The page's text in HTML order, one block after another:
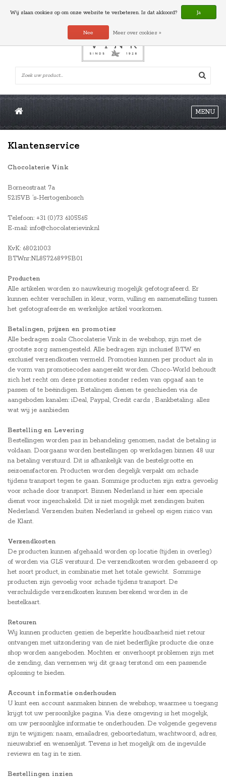
0 Artikelen
MENU
Klantenservice
Chocolaterie Vink
Borneostraat 7a
5215VB ‘s-Hertogenbosch
Telefoon: +31 (0)73 6105565
E-mail: info@chocolaterievink.nl
KvK: 68021003
BTWnr:NL857268995B01
Producten
Alle artikelen worden zo nauwkeurig mogelijk gefotografeerd. Er
kunnen echter verschillen in kleur, vorm, vulling en samenstelling tussen
het gefotografeerde en werkelijke artikel voorkomen.
Betalingen, prijzen en promoties
Alle bedragen zoals Chocolaterie Vink in de webshop, zijn met de
grootste zorg samengesteld. Alle bedragen zijn inclusief BTW en
exclusief verzendkosten vermeld. Promoties kunnen per product als in
de vorm van promotiecodes aangereikt worden. Choco-World behoudt
zich het recht om deze promoties zonder reden van opgaaf aan te
passen of te beëindigen. Betalingen dienen te geschieden via de
aangeboden kanalen: iDeal, Paypal, Credit cards , Bankbetaling. alles
wat wij je aanbieden
Bestelling en Levering
Bestellingen worden pas in behandeling genomen, nadat de betaling is
voldaan. Doorgaans worden bestellingen op werkdagen binnen 48 uur
na betaling verstuurd. Dit is afhankelijk van de bestelgrootte en
seizoensfactoren. Producten worden degelijk verpakt om schade
tijdens transport tegen te gaan. Sommige producten zijn extra gevoelig
voor schade door transport. Binnen Nederland is hier een speciale
dienst voor ingeschakeld. Dit is niet mogelijk met zendingen buiten
Nederland. Verzenden buiten Nederland is geheel op eigen risico van
de Klant.
Verzendkosten
De producten kunnen afgehaald worden op locatie (tijden in overleg)
of worden via GLS verstuurd. De verzendkosten worden gebaseerd op
het soort product, in combinatie met het totale gewicht. Sommige
producten zijn gevoelig voor schade tijdens transport. De
verschuldigde verzendkosten kunnen berekend worden in de
bestelkaart.
Retouren
Wij kunnen producten gezien de beperkte houdbaarheid niet retour
ontvangen met uitzondering van de niet bederflijke producte die onze
shop worden aangeboden. Mochten er onverhoopt problemen zijn met
de zending, dan vernemen wij dit graag terstond om een passende
oplossing te bieden.
Account informatie onderhouden
U kunt een account aanmaken binnen de webshop, waarmee u toegang
krijgt tot uw persoonlijke pagina. Via deze omgeving is het mogelijk,
om uw persoonlijke informatie te onderhouden. De volgende gegevens
zijn te wijzigen: naam, emailadres, geboortedatum, wachtwoord, adres,
nieuwsbrief en wensenlijst. Tevens is het mogelijk om de ingevulde
reviews en tag in te zien.
Bestellingen inzien
Wij slaan cookies op om onze website te verbeteren. Is dat akkoord? Ja
Nee Meer over cookies »